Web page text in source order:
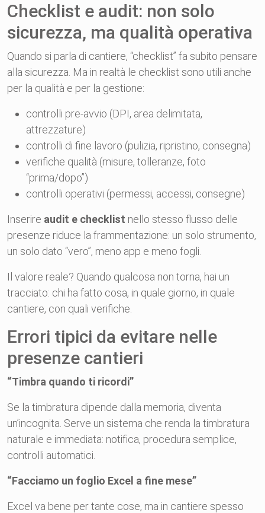
Checklist e audit: non solo
sicurezza, ma qualità operativa
Quando si parla di cantiere, “checklist” fa subito pensare
alla sicurezza. Ma in realtà le checklist sono utili anche
per la qualità e per la gestione:
controlli pre-avvio (DPI, area delimitata,
attrezzature)
controlli di fine lavoro (pulizia, ripristino, consegna)
verifiche qualità (misure, tolleranze, foto
“prima/dopo”)
controlli operativi (permessi, accessi, consegne)
Inserire audit e checklist nello stesso flusso delle
presenze riduce la frammentazione: un solo strumento,
un solo dato “vero”, meno app e meno fogli.
Il valore reale? Quando qualcosa non torna, hai un
tracciato: chi ha fatto cosa, in quale giorno, in quale
cantiere, con quali verifiche.
Errori tipici da evitare nelle
presenze cantieri
“Timbra quando ti ricordi”
Se la timbratura dipende dalla memoria, diventa
un’incognita. Serve un sistema che renda la timbratura
naturale e immediata: notifica, procedura semplice,
controlli automatici.
“Facciamo un foglio Excel a fine mese”
Excel va bene per tante cose, ma in cantiere spesso